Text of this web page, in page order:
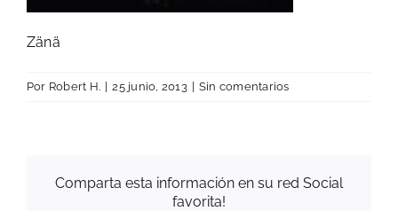
Zänä
Por Robert H. | 25 junio, 2013 | Sin comentarios
Comparta esta información en su red Social
favorita!